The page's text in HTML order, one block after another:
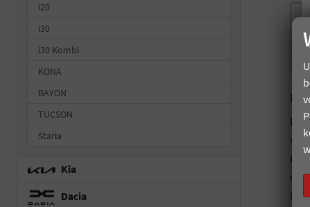
i20
i30
i30 Kombi
KONA
BAYON
TUCSON
Staria
Kia
Dacia